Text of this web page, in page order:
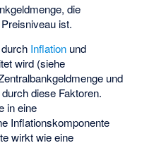
die
ist.
durch Inflation und
wird (siehe
und
diese Faktoren.
in eine
Inflationskomponente
wirkt wie eine